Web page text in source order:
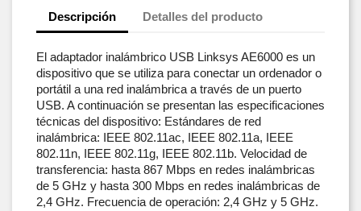
Descripción Detalles del producto
El adaptador inalámbrico USB Linksys AE6000 es un
dispositivo que se utiliza para conectar un ordenador o
portátil a una red inalámbrica a través de un puerto
USB. A continuación se presentan las especificaciones
técnicas del dispositivo: Estándares de red
inalámbrica: IEEE 802.11ac, IEEE 802.11a, IEEE
802.11n, IEEE 802.11g, IEEE 802.11b. Velocidad de
transferencia: hasta 867 Mbps en redes inalámbricas
de 5 GHz y hasta 300 Mbps en redes inalámbricas de
2,4 GHz. Frecuencia de operación: 2,4 GHz y 5 GHz.